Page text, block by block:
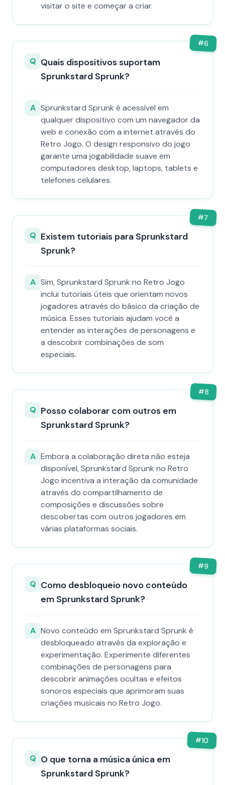
visitar o site e começar a criar.
#6
Q Quais dispositivos suportam
Sprunkstard Sprunk?
A Sprunkstard Sprunk é acessível em
qualquer dispositivo com um navegador da
web e conexão com a internet através do
Retro Jogo. O design responsivo do jogo
garante uma jogabilidade suave em
computadores desktop, laptops, tablets e
telefones celulares.
#7
Q Existem tutoriais para Sprunkstard
Sprunk?
A Sim, Sprunkstard Sprunk no Retro Jogo
inclui tutoriais úteis que orientam novos
jogadores através do básico da criação de
música. Esses tutoriais ajudam você a
entender as interações de personagens e
a descobrir combinações de som
especiais.
#8
Q Posso colaborar com outros em
Sprunkstard Sprunk?
A Embora a colaboração direta não esteja
disponível, Sprunkstard Sprunk no Retro
Jogo incentiva a interação da comunidade
através do compartilhamento de
composições e discussões sobre
descobertas com outros jogadores em
várias plataformas sociais.
#9
Q Como desbloqueio novo conteúdo
em Sprunkstard Sprunk?
A Novo conteúdo em Sprunkstard Sprunk é
desbloqueado através da exploração e
experimentação. Experimente diferentes
combinações de personagens para
descobrir animações ocultas e efeitos
sonoros especiais que aprimoram suas
criações musicais no Retro Jogo.
#10
Q O que torna a música única em
Sprunkstard Sprunk?